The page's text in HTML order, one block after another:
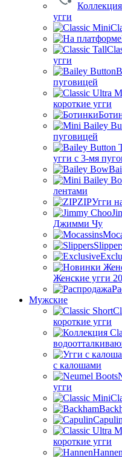
угги
угги
пуговицей
короткие угги
пуговицей
угги с 3-мя
лентами
ZIPУгги
Джимми Чу
Женские угги
Мужские
короткие угги
с калошами
угги
Capulin
короткие угги
Hannen